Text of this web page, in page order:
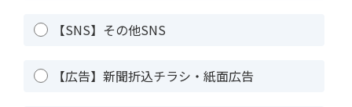
【SNS】その他SNS
【広告】新聞折込チラシ・紙面広告